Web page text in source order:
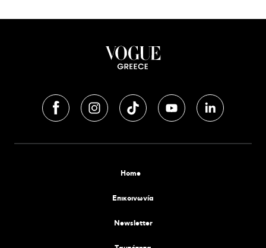
Home
Επικοινωνία
Newsletter